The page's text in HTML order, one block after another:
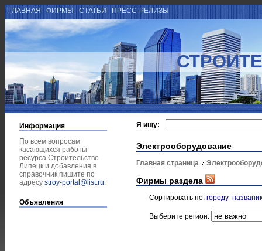
ГЛАВНАЯ ФИРМЫ СТАТЬИ ПРЕСС-РЕЛИЗЫ
Информация
По всем вопросам
касающихся работы
ресурса Строительство
Липецк и добавления в
справочник пишите по
адресу stroy-portal@list.ru.
Объявления
Я ищу:
Электрооборудование
Главная страница
Фирмы раздела
Сортировать по: городу
Выберите регион: